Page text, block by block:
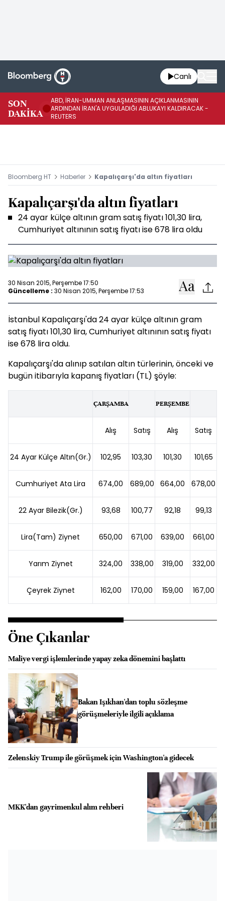
Canlı
SON
DAKİKA
ABD, İRAN-UMMAN ANLAŞMASININ AÇIKLANMASININ
ARDINDAN İRAN'A UYGULADIĞI ABLUKAYI KALDIRACAK -
REUTERS
Bloomberg HT Haberler Kapalıçarşı'da altın fiyatları
Kapalıçarşı'da altın fiyatları
24 ayar külçe altının gram satış fiyatı 101,30 lira,
Cumhuriyet altınının satış fiyatı ise 678 lira oldu
30 Nisan 2015, Perşembe 17:50
Güncelleme : 30 Nisan 2015, Perşembe 17:53
İstanbul Kapalıçarşı'da 24 ayar külçe altının gram
satış fiyatı 101,30 lira, Cumhuriyet altınının satış fiyatı
ise 678 lira oldu.
Kapalıçarşı'da alınıp satılan altın türlerinin, önceki ve
bugün itibarıyla kapanış fiyatları (TL) şöyle:
ÇARŞAMBA PERŞEMBE
Alış Satış Alış Satış
24 Ayar Külçe Altın(Gr.) 102,95 103,30 101,30 101,65
Cumhuriyet Ata Lira 674,00 689,00 664,00 678,00
22 Ayar Bilezik(Gr.) 93,68 100,77 92,18 99,13
Lira(Tam) Ziynet 650,00 671,00 639,00 661,00
Yarım Ziynet 324,00 338,00 319,00 332,00
Çeyrek Ziynet 162,00 170,00 159,00 167,00
Öne Çıkanlar
Maliye vergi işlemlerinde yapay zeka dönemini başlattı
Bakan Işıkhan'dan toplu sözleşme
görüşmeleriyle ilgili açıklama
Zelenskiy Trump ile görüşmek için Washington'a gidecek
MKK'dan gayrimenkul alım rehberi